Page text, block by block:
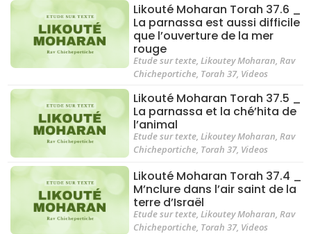
Likouté Moharan Torah 37.6 _
La parnassa est aussi difficile
que l’ouverture de la mer
rouge
Etude sur texte,Likoutey Moharan,Rav
Chicheportiche, Torah 37, Videos
Likouté Moharan Torah 37.5 _
La parnassa et la ché’hita de
l’animal
Etude sur texte,Likoutey Moharan,Rav
Chicheportiche, Torah 37, Videos
Likouté Moharan Torah 37.4 _
M’nclure dans l’air saint de la
terre d’Israël
Etude sur texte Likoutey Moharan Rav
Chicheportiche Torah 37, Videos